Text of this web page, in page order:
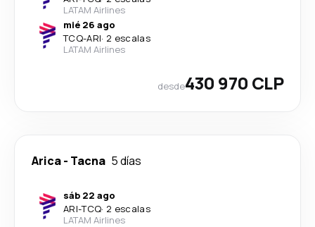
LATAM Airlines
mié 26 ago
TCQ-ARI· 2 escalas
LATAM Airlines
desde430 970 CLP
Arica- Tacna 5 días
sáb 22 ago
ARI-TCQ· 2 escalas
LATAM Airlines